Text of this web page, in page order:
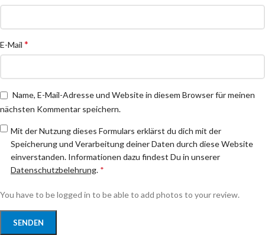
E-Mail *
Name, E-Mail-Adresse und Website in diesem Browser für meinen
nächsten Kommentar speichern.
Mit der Nutzung dieses Formulars erklärst du dich mit der
Speicherung und Verarbeitung deiner Daten durch diese Website
einverstanden. Informationen dazu findest Du in unserer
Datenschutzbelehrung. *
You have to be logged in to be able to add photos to your review.